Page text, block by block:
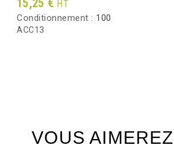
HT
Conditionnement : 100
ACC13
VOUS